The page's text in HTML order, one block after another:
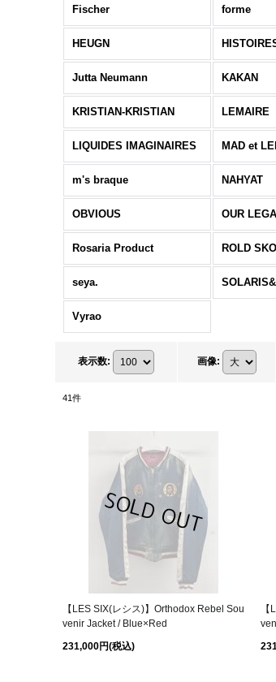
Fischer forme
HEUGN
Jutta Neumann KAKAN
KRISTIAN-KRISTIAN LEMAIRE
LIQUIDES IMAGINAIRES MAD et
m's braque NAHYAT
OBVIOUS OUR
Rosaria Product ROLD
seya.
Vyrao
表示数: 画像:
41件
【LES SIX(レシス)】Orthodox Rebel Sou
venir Jacket / Blue×Red
231,000円(税込)